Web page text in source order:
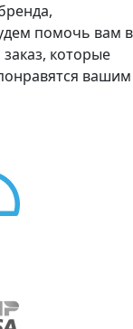
помочь вам в
которые
вашим